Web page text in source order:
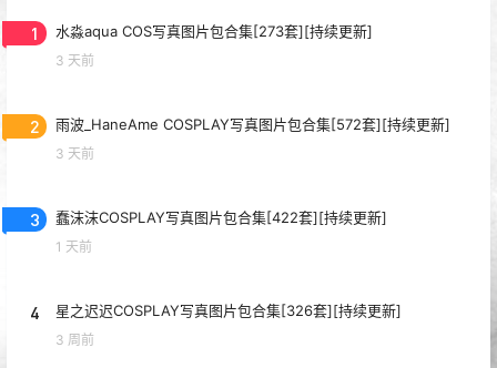
1 水淼aqua COS写真图片包合集[273套][持续更新]
3 天前
2 雨波_HaneAme COSPLAY写真图片包合集[572套][持续更新]
3 天前
3 蠢沫沫COSPLAY写真图片包合集[422套][持续更新]
1 天前
4 星之迟迟COSPLAY写真图片包合集[326套][持续更新]
3 周前